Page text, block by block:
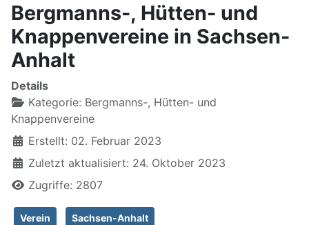
Bergmanns-, Hütten- und
Knappenvereine in Sachsen-
Anhalt
Details
Kategorie: Bergmanns-, Hütten- und
Knappenvereine
Erstellt: 02. Februar 2023
Zuletzt aktualisiert: 24. Oktober 2023
Zugriffe: 2807
Verein Sachsen-Anhalt